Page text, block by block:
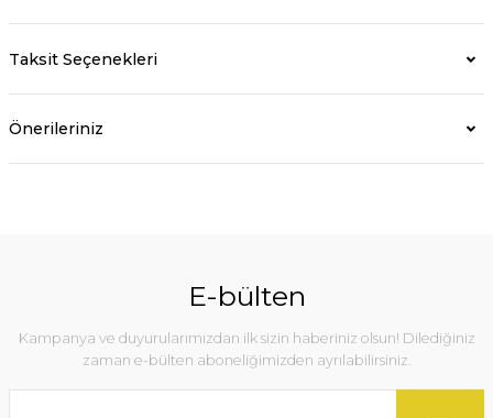
Taksit Seçenekleri
Önerileriniz
E-bülten
Kampanya ve duyurularımızdan ilk sizin haberiniz olsun! Dilediğiniz
zaman e-bülten aboneliğimizden ayrılabilirsiniz.